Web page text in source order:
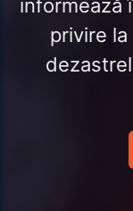
informează
privire